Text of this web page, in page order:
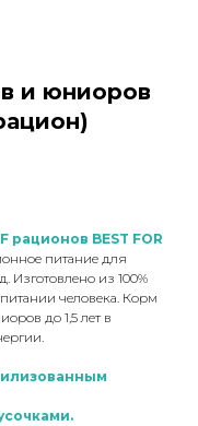
и юниоров
рационов BEST FOR
питание для
Изготовлено из 100%
человека. Корм
до 1,5 лет в